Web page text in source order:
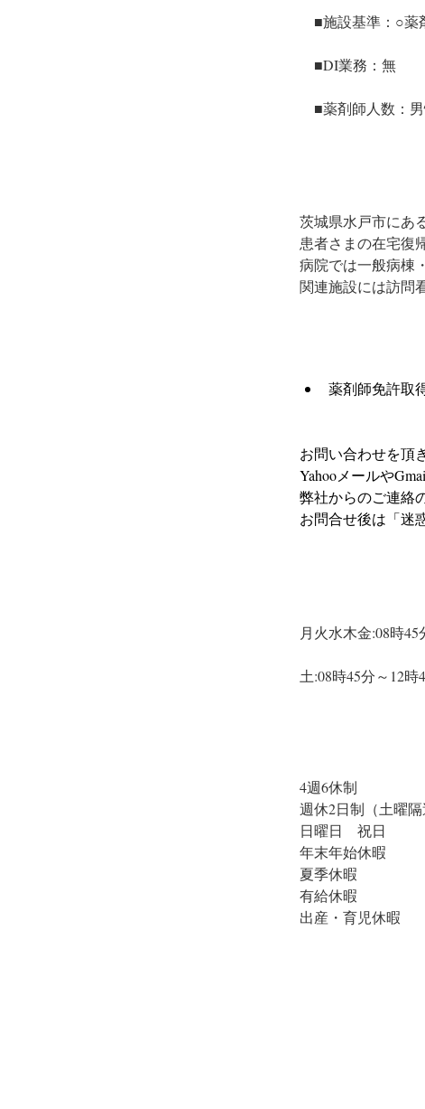
■施設基準：○薬
■DI業務：無
■薬剤師人数：
茨城県水戸市にあ
患者さまの在宅復
病院では一般病棟
関連施設には訪問
薬剤師免許取
お問い合わせを頂
Yahooメールや
弊社からのご連絡
お問合せ後は「迷
月火水木金:08時45
土:08時45分～12時
4週6休制
週休2日制（土曜
日曜日　祝日
年末年始休暇
夏季休暇
有給休暇
出産・育児休暇